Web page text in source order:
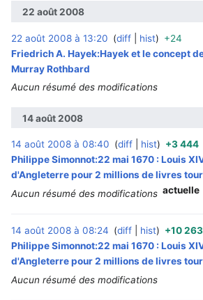
22 août 2008
22 août 2008 à 13:20 diff hist +24
Friedrich A. Hayek:Hayek et le concept
Murray Rothbard
Aucun résumé des modifications
14 août 2008
14 août 2008 à 08:40 diff hist +3 444
Philippe Simonnot:22 mai 1670 : Louis
d'Angleterre pour 2 millions de livres
Aucun résumé des modifications actuelle
14 août 2008 à 08:24 diff hist +10 263
Philippe Simonnot:22 mai 1670 : Louis
d'Angleterre pour 2 millions de livres
Aucun résumé des modifications